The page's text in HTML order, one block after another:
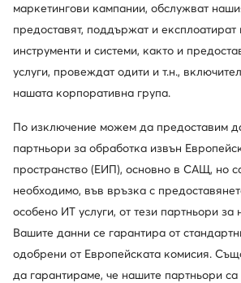
маркетингови кампании, обслужват
предоставят, поддържат и
инструменти и системи, както и
услуги, провеждат одити и т.н.,
нашата корпоративна група.
По изключение можем да предоставим
партньори за обработка извън
пространство (ЕИП), основно в САЩ, но
необходимо, във връзка с
особено ИТ услуги, от тези партньори за
Вашите данни се гарантира от
одобрени от Европейската комисия.
да гарантираме, че нашите партньори са